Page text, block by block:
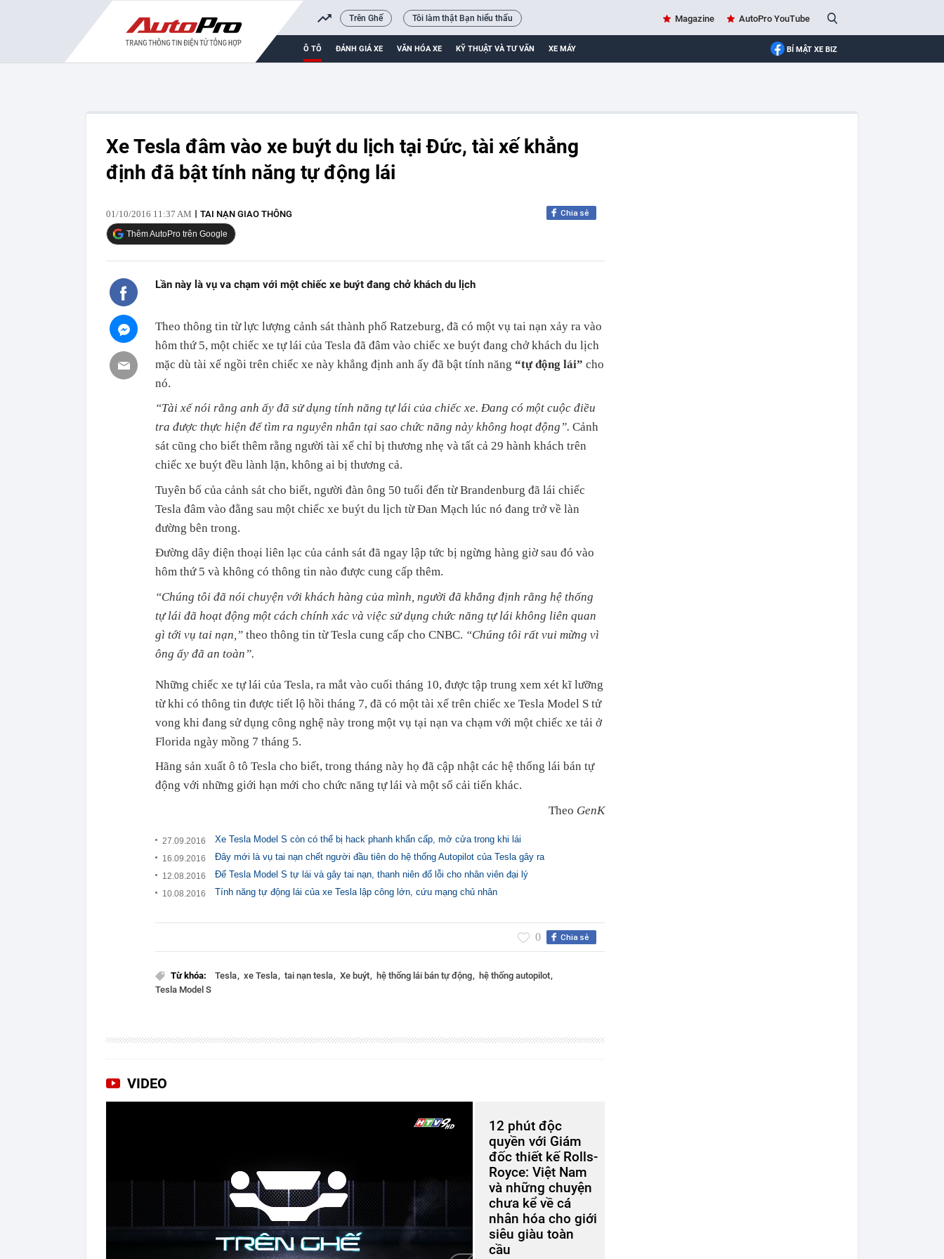
Trên Ghế Tôi làm thật Bạn hiểu thấu Magazine AutoPro YouTube
Ô TÔ ĐÁNH GIÁ XE VĂN HÓA XE KỸ THUẬT VÀ TƯ VẤN XE MÁY BÍ MẬT XE BIZ
Xe Tesla đâm vào xe buýt du lịch tại Đức, tài xế khẳng
định đã bật tính năng tự động lái
01/10/2016 11:37 AM TAI NẠN GIAO THÔNG Chia sẻ
Thêm AutoPro trên Google
Lần này là vụ va chạm với một chiếc xe buýt đang chở khách du lịch
Theo thông tin từ lực lượng cảnh sát thành phố Ratzeburg, đã có một vụ tai nạn xảy ra vào
hôm thứ 5, một chiếc xe tự lái của Tesla đã đâm vào chiếc xe buýt đang chở khách du lịch
mặc dù tài xế ngồi trên chiếc xe này khẳng định anh ấy đã bật tính năng “tự động lái” cho
nó.
“Tài xế nói rằng anh ấy đã sử dụng tính năng tự lái của chiếc xe. Đang có một cuộc điều
tra được thực hiện để tìm ra nguyên nhân tại sao chức năng này không hoạt động”. Cảnh
sát cũng cho biết thêm rằng người tài xế chỉ bị thương nhẹ và tất cả 29 hành khách trên
chiếc xe buýt đều lành lặn, không ai bị thương cả.
Tuyên bố của cảnh sát cho biết, người đàn ông 50 tuổi đến từ Brandenburg đã lái chiếc
Tesla đâm vào đằng sau một chiếc xe buýt du lịch từ Đan Mạch lúc nó đang trở về làn
đường bên trong.
Đường dây điện thoại liên lạc của cảnh sát đã ngay lập tức bị ngừng hàng giờ sau đó vào
hôm thứ 5 và không có thông tin nào được cung cấp thêm.
“Chúng tôi đã nói chuyện với khách hàng của mình, người đã khẳng định rằng hệ thống
tự lái đã hoạt động một cách chính xác và việc sử dụng chức năng tự lái không liên quan
gì tới vụ tai nạn,” theo thông tin từ Tesla cung cấp cho CNBC. “Chúng tôi rất vui mừng vì
ông ấy đã an toàn”.
Những chiếc xe tự lái của Tesla, ra mắt vào cuối tháng 10, được tập trung xem xét kĩ lưỡng
từ khi có thông tin được tiết lộ hồi tháng 7, đã có một tài xế trên chiếc xe Tesla Model S tử
vong khi đang sử dụng công nghệ này trong một vụ tại nạn va chạm với một chiếc xe tải ở
Florida ngày mồng 7 tháng 5.
Hãng sản xuất ô tô Tesla cho biết, trong tháng này họ đã cập nhật các hệ thống lái bán tự
động với những giới hạn mới cho chức năng tự lái và một số cải tiến khác.
Theo GenK
27.09.2016 Xe Tesla Model S còn có thể bị hack phanh khẩn cấp, mở cửa trong khi lái
16.09.2016 Đây mới là vụ tai nạn chết người đầu tiên do hệ thống Autopilot của Tesla gây ra
12.08.2016 Để Tesla Model S tự lái và gây tai nạn, thanh niên đổ lỗi cho nhân viên đại lý
10.08.2016 Tính năng tự động lái của xe Tesla lập công lớn, cứu mạng chủ nhân
Chia sẻ
0
Từ khóa: Tesla xe Tesla tai nạn tesla Xe buýt hệ thống lái bán tự động hệ thống autopilot
Tesla Model S
VIDEO
12 phút độc
quyền với Giám
đốc thiết kế Rolls-
Royce: Việt Nam
và những chuyện
chưa kể về cá
nhân hóa cho giới
siêu giàu toàn
cầu